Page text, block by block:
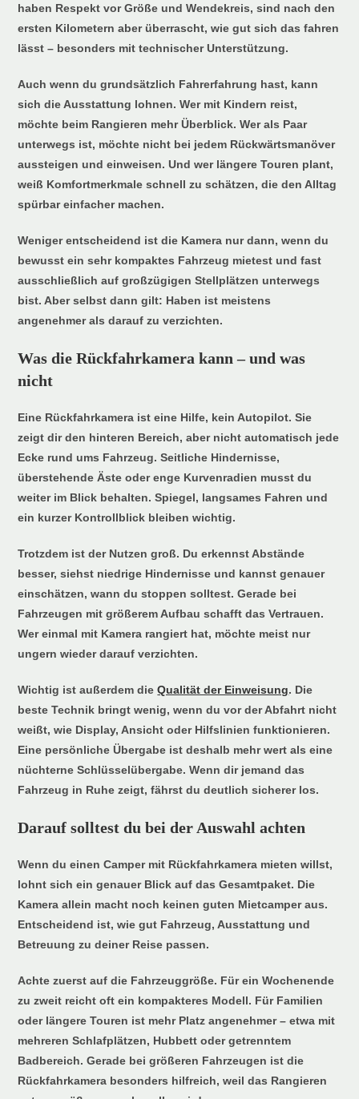
haben Respekt vor Größe und Wendekreis, sind nach den
ersten Kilometern aber überrascht, wie gut sich das fahren
lässt – besonders mit technischer Unterstützung.
Auch wenn du grundsätzlich Fahrerfahrung hast, kann
sich die Ausstattung lohnen. Wer mit Kindern reist,
möchte beim Rangieren mehr Überblick. Wer als Paar
unterwegs ist, möchte nicht bei jedem Rückwärtsmanöver
aussteigen und einweisen. Und wer längere Touren plant,
weiß Komfortmerkmale schnell zu schätzen, die den Alltag
spürbar einfacher machen.
Weniger entscheidend ist die Kamera nur dann, wenn du
bewusst ein sehr kompaktes Fahrzeug mietest und fast
ausschließlich auf großzügigen Stellplätzen unterwegs
bist. Aber selbst dann gilt: Haben ist meistens
angenehmer als darauf zu verzichten.
Was die Rückfahrkamera kann – und was
nicht
Eine Rückfahrkamera ist eine Hilfe, kein Autopilot. Sie
zeigt dir den hinteren Bereich, aber nicht automatisch jede
Ecke rund ums Fahrzeug. Seitliche Hindernisse,
überstehende Äste oder enge Kurvenradien musst du
weiter im Blick behalten. Spiegel, langsames Fahren und
ein kurzer Kontrollblick bleiben wichtig.
Trotzdem ist der Nutzen groß. Du erkennst Abstände
besser, siehst niedrige Hindernisse und kannst genauer
einschätzen, wann du stoppen solltest. Gerade bei
Fahrzeugen mit größerem Aufbau schafft das Vertrauen.
Wer einmal mit Kamera rangiert hat, möchte meist nur
ungern wieder darauf verzichten.
Wichtig ist außerdem dieQualität der Einweisung. Die
beste Technik bringt wenig, wenn du vor der Abfahrt nicht
weißt, wie Display, Ansicht oder Hilfslinien funktionieren.
Eine persönliche Übergabe ist deshalb mehr wert als eine
nüchterne Schlüsselübergabe. Wenn dir jemand das
Fahrzeug in Ruhe zeigt, fährst du deutlich sicherer los.
Darauf solltest du bei der Auswahl achten
Wenn du einen Camper mit Rückfahrkamera mieten willst,
lohnt sich ein genauer Blick auf das Gesamtpaket. Die
Kamera allein macht noch keinen guten Mietcamper aus.
Entscheidend ist, wie gut Fahrzeug, Ausstattung und
Betreuung zu deiner Reise passen.
Achte zuerst auf die Fahrzeuggröße. Für ein Wochenende
zu zweit reicht oft ein kompakteres Modell. Für Familien
oder längere Touren ist mehr Platz angenehmer – etwa mit
mehreren Schlafplätzen, Hubbett oder getrenntem
Badbereich. Gerade bei größeren Fahrzeugen ist die
Rückfahrkamera besonders hilfreich, weil das Rangieren